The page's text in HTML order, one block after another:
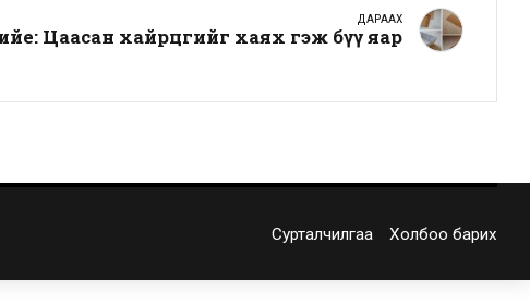
ДАРААХ
Цаасан хайрцгийг хаях гэж бүү яар
Сурталчилгаа Холбоо барих